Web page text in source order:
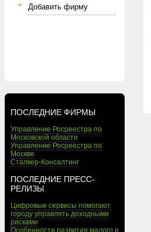
Добавить фирму
ПОСЛЕДНИЕ ФИРМЫ
Управление Росреестра по
Московской области
Управление Росреестра по
Москве
Сталкер-Консалтинг
ПОСЛЕДНИЕ ПРЕСС-
РЕЛИЗЫ
Цифровые сервисы помогают
городу управлять доходными
рисками
Особенности развития малого и